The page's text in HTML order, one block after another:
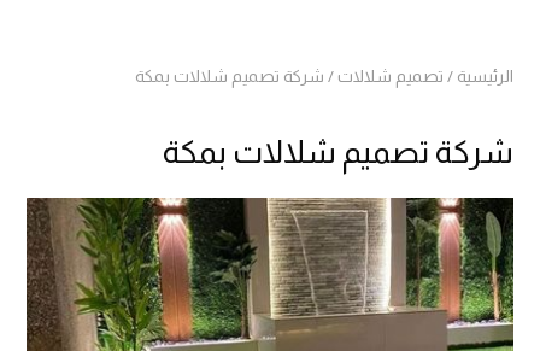
الرئيسية / تصميم شلالات / شركة تصميم شلالات بمكة
شركة تصميم شلالات بمكة